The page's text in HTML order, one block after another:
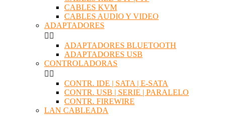
CABLES KVM
CABLES AUDIO Y VIDEO
ADAPTADORES
 
ADAPTADORES BLUETOOTH
ADAPTADORES USB
CONTROLADORAS
 
CONTR. IDE | SATA | E-SATA
CONTR. USB | SERIE | PARALELO
CONTR. FIREWIRE
LAN CABLEADA